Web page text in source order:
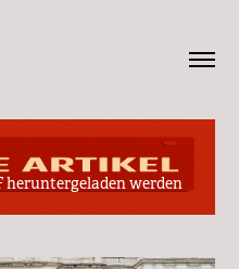
heruntergeladen werden